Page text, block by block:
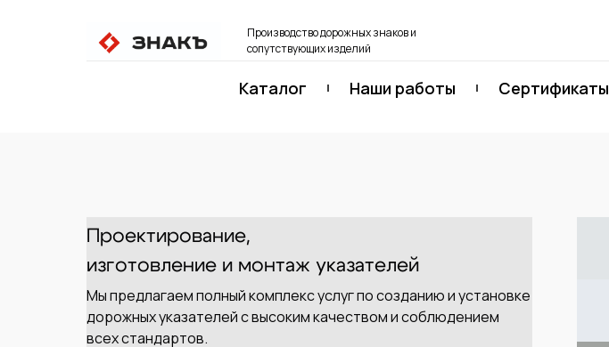
Производство дорожных знаков и
сопутствующих изделий
Каталог Наши работы Сертификаты
Проектирование,
изготовление и монтаж указателей
Мы предлагаем полный комплекс услуг по созданию и установке
дорожных указателей с высоким качеством и соблюдением
всех стандартов.